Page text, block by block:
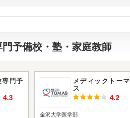
予備校・塾・家庭教師
専門予
4.3
メディックトーマ
ス
4.2
金沢大学医学部